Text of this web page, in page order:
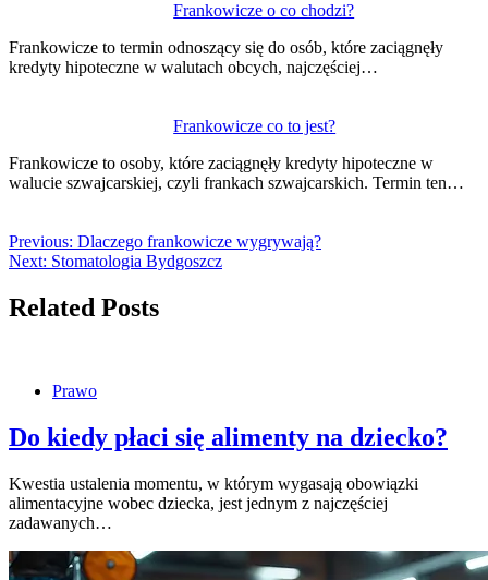
Frankowicze o co chodzi?
Frankowicze to termin odnoszący się do osób, które zaciągnęły
kredyty hipoteczne w walutach obcych, najczęściej…
Frankowicze co to jest?
Frankowicze to osoby, które zaciągnęły kredyty hipoteczne w
walucie szwajcarskiej, czyli frankach szwajcarskich. Termin ten…
Previous: Dlaczego frankowicze wygrywają?
Next: Stomatologia Bydgoszcz
Related Posts
Prawo
Do kiedy płaci się alimenty na dziecko?
Kwestia ustalenia momentu, w którym wygasają obowiązki
alimentacyjne wobec dziecka, jest jednym z najczęściej
zadawanych…